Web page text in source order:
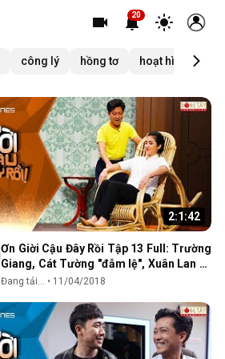
20
công lý hồng tơ hoạt hình mr.
2:1:42
Ơn Giời Cậu Đây Rồi Tập 13 Full: Trường
Giang, Cát Tường "đẫm lệ", Xuân Lan và
nỗi đau tình cũ
Đang tải... • 11/04/2018